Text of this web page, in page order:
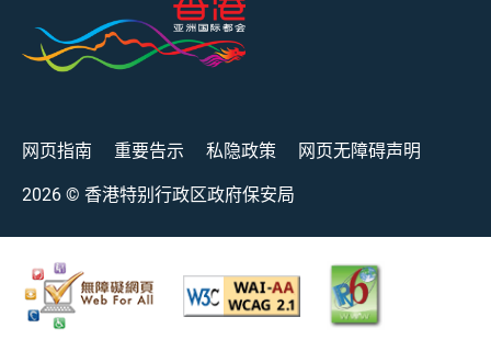
网页指南 重要告示 私隐政策 网页无障碍声明
2026 © 香港特别行政区政府保安局